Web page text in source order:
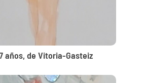
años, de Vitoria-Gasteiz